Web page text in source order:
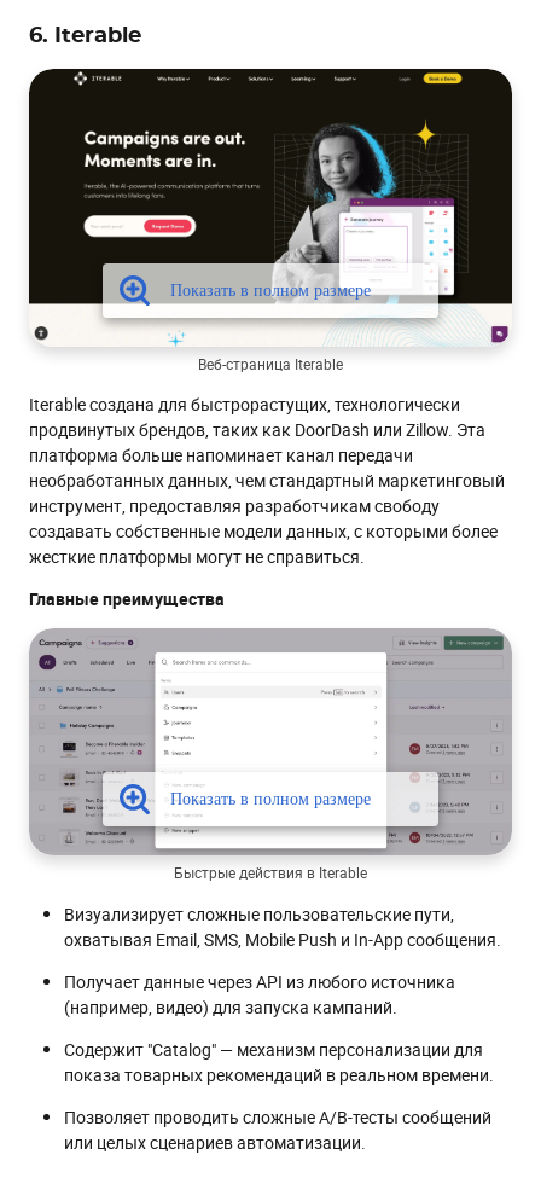
6. Iterable
Веб-страница Iterable
Iterable создана для быстрорастущих, технологически
продвинутых брендов, таких как DoorDash или Zillow. Эта
платформа больше напоминает канал передачи
необработанных данных, чем стандартный маркетинговый
инструмент, предоставляя разработчикам свободу
создавать собственные модели данных, с которыми более
жесткие платформы могут не справиться.
Главные преимущества
Быстрые действия в Iterable
Визуализирует сложные пользовательские пути,
охватывая Email, SMS, Mobile Push и In-App сообщения.
Получает данные через API из любого источника
(например, видео) для запуска кампаний.
Содержит "Catalog" — механизм персонализации для
показа товарных рекомендаций в реальном времени.
Позволяет проводить сложные A/B-тесты сообщений
или целых сценариев автоматизации.